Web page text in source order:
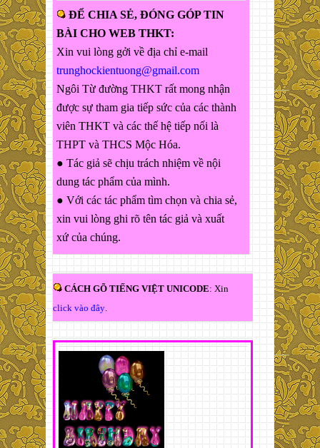
ĐỂ CHIA SẺ, ĐÓNG GÓP TIN
BÀI CHO WEB THKT:
Xin vui lòng gởi về địa chỉ e-mail
trunghockientuong@gmail.com
Ngôi Từ đường THKT rất mong nhận
được sự tham gia tiếp sức của các thành
viên THKT và các thế hệ tiếp nối là
THPT và THCS Mộc Hóa.
● Tác giả sẽ chịu trách nhiệm về nội
dung tác phẩm của mình.
● Với các tác phẩm tìm chọn và chia sẻ,
xin vui lòng ghi rõ tên tác giả và xuất
xứ của chúng.
CÁCH GÕ TIẾNG VIỆT UNICODE: Xin
click vào đây